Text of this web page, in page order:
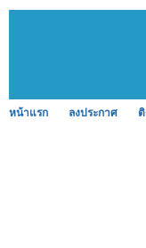
หน้าแรก ลงประกาศ